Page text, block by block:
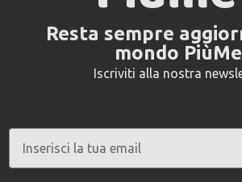
Resta sempre
mondo
Iscriviti alla nostra